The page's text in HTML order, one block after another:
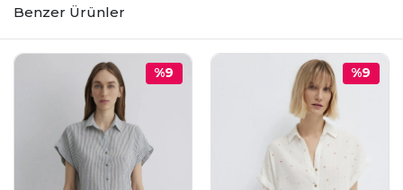
Benzer Ürünler
%9 %9